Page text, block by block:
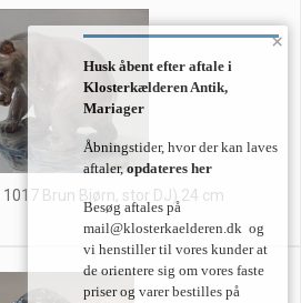
Brun Bjørn, stor DJ) 24 cm
×
Husk åbent efter aftale i
Klosterkælderen Antik,
Mariager
Åbningstider, hvor der kan laves
aftaler, opdateres her
Besøg aftales på
mail@klosterkaelderen.dk og
vi henstiller til vores kunder at
de orientere sig om vores faste
priser og varer bestilles på